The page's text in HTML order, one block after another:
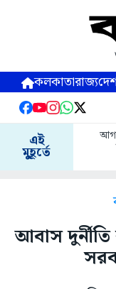
কলকাতারাজ্য
এই
মুহূর্তে
আবাস